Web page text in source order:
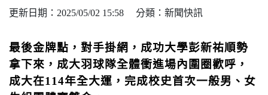
更新日期：2025/05/02 15:58 分類：新聞快訊
最後金牌點，對手掛網，成功大學彭新祐順勢
拿下來，成大羽球隊全體衝進場內圍圈歡呼，
成大在114年全大運，完成校史首次一般男、女